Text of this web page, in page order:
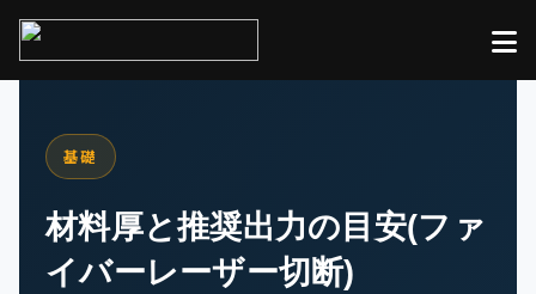
基礎
材料厚と推奨出力の目安(ファ
イバーレーザー切断)